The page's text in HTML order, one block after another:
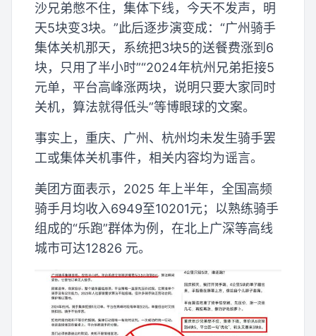
沙兄弟憋不住，集体下线，今天不发声，明
天5块变3块。”此后逐步演变成：“广州骑手
集体关机那天，系统把3块5的送餐费涨到6
块，只用了半小时”“2024年杭州兄弟拒接5
元单，平台高峰涨两块，说明只要大家同时
关机，算法就得低头”等博眼球的文案。
事实上，重庆、广州、杭州均未发生骑手罢
工或集体关机事件，相关内容均为谣言。
美团方面表示，2025 年上半年，全国高频
骑手月均收入6949至10201元；以熟练骑手
组成的“乐跑”群体为例，在北上广深等高线
城市可达12826 元。